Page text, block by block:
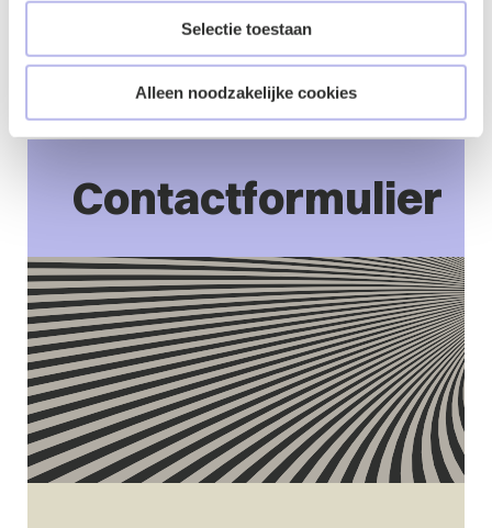
Selectie toestaan
Alleen noodzakelijke cookies
WHOA nieuwe financiële verplichtingen op te leggen
dan contact op met een van onze collega’s!
Contactformulier